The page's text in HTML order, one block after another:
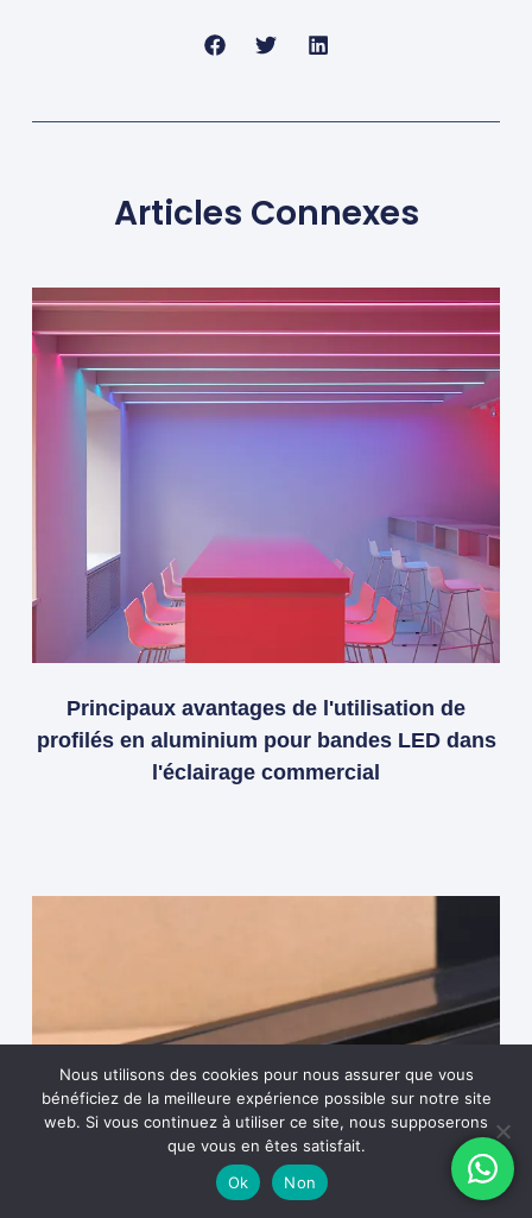
Articles Connexes
Principaux avantages de l'utilisation de
profilés en aluminium pour bandes LED dans
l'éclairage commercial
Nous utilisons des cookies pour nous assurer que vous
bénéficiez de la meilleure expérience possible sur notre site
web. Si vous continuez à utiliser ce site, nous supposerons
que vous en êtes satisfait.
Ok
Non